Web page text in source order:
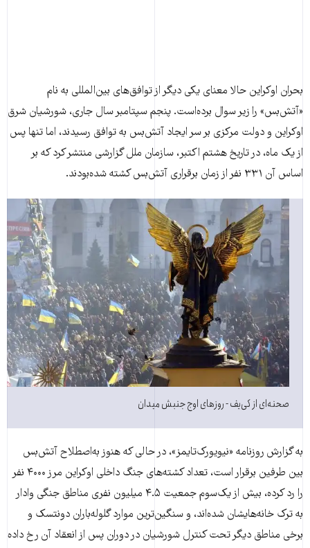
بحران اوکراین حالا معنای یکی دیگر از توافق‌های بین‌المللی به نام
«آتش‌بس» را زیر سوال برده‌است. پنجم سپتامبر سال جاری، شورشیان شرق
اوکراین و دولت مرکزی بر سر ایجاد آتش‌بس به توافق رسیدند، اما تنها پس
از یک ماه، در تاریخ هشتم اکتبر، سازمان ملل گزارشی منتشر کرد که بر
اساس آن ۳۳۱ نفر از زمان برقراری آتش‌بس کشته شده‌بودند.
صحنه‌ای از کی‌یف - روزهای اوج جنبش میدان
به گزارش روزنامه «نیویورک‌تایمز»، در حالی که هنوز به‌اصطلاح آتش‌بس
بین طرفین برقرار است، تعداد کشته‌های جنگ داخلی اوکراین مرز ۴۰۰۰ نفر
را رد کرده، بیش از یک‌سوم جمعیت ۴.۵ میلیون نفری مناطق جنگی وادار
به ترک خانه‌هایشان شده‌اند، و سنگین‌ترین موارد گلوله‌باران دونتسک و
برخی مناطق دیگر تحت کنترل شورشیان در دوران پس از انعقاد آن رخ داده